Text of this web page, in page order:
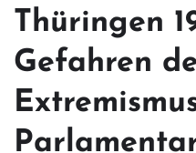
Thüringen
Gefahren